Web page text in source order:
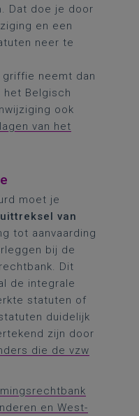
. Dat doe je door
en een
neer te
neemt dan
Belgisch
ook
van het
moet je
uittreksel van
tot aanvaarding
bij de
Dit
de integrale
statuten of
duidelijk
zijn door
die de vzw
en West-